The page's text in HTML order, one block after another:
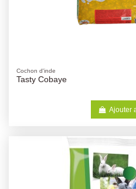
Cochon d'inde
Tasty Cobaye
Ajouter